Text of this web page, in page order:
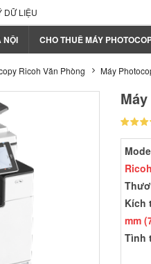
LIỆU
NỘI CHO THUÊ MÁY
Ricoh Văn Phòng Máy
Kích
mm
Tình